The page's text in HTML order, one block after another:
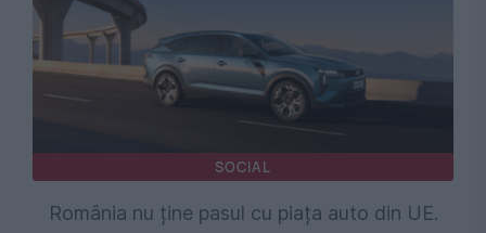
SOCIAL
România nu ține pasul cu piața auto din UE.